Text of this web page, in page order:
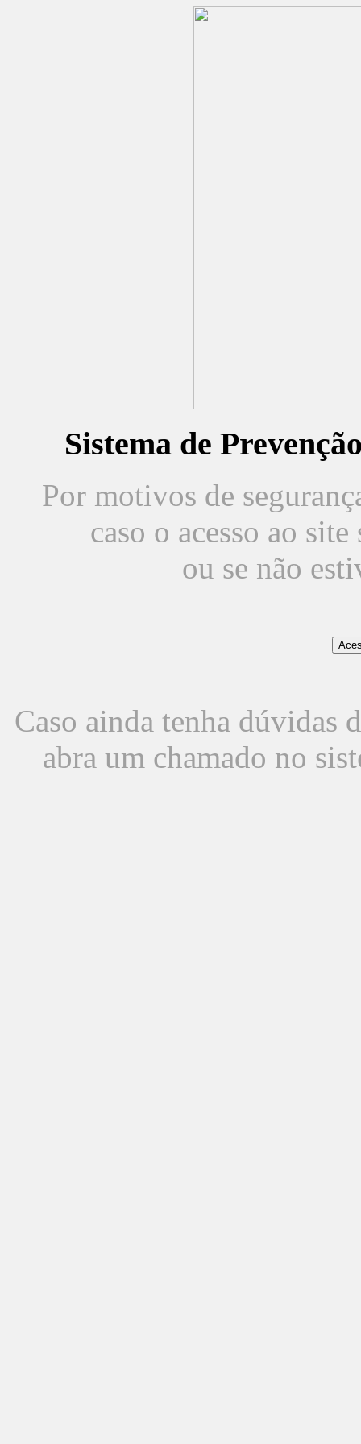
Sistema de
Por motivos de
caso o acesso ao
ou se não
Caso ainda tenha dúvidas
abra um chamado no